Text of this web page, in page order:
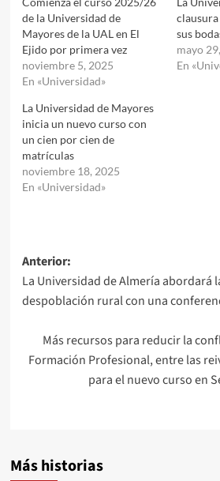
de la Universidad de
Mayores de la UAL en El
Ejido por primera vez
noviembre 5, 2025
En «Universidad»
sus
mayo
En
La Universidad de Mayores
inicia un nuevo curso con
un cien por cien de
matrículas
noviembre 18, 2025
En «Universidad»
Navegación
de
entradas
Anterior:
La Universidad de Almería abordará
despoblación rural con una
Más recursos para reducir la
Formación Profesional, entre las
para el nuevo curso en
Más historias